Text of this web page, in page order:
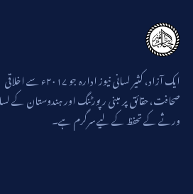
ایک آزاد، کثیر لسانی نیوز ادارہ جو ۲۰۱۷ء سے اخلاقی
صحافت، حقائق پر مبنی رپورٹنگ اور ہندوستان کے لسانی
ورثے کے تحفظ کے لیے سرگرم ہے۔